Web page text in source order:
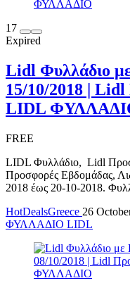
17
Expired
Lidl Φυλλάδιο
15/10/2018 |
LIDL
FREE
LIDL Φυλλάδιο, Lidl
Προσφορές Εβδομάδας,
2018 έως 20-10-2018.
HotDealsGreece 26
ΦΥΛΛΑΔΙΟ LIDL